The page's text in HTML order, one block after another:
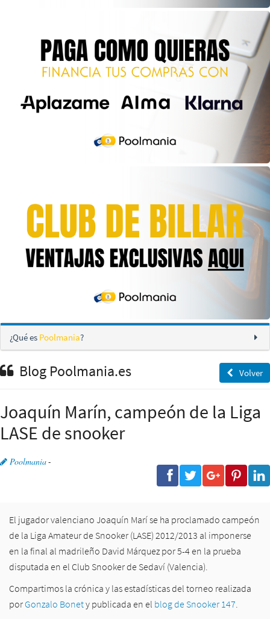
¿Qué es Poolmania?
Blog Poolmania.es Volver
Joaquín Marín, campeón de la Liga
LASE de snooker
Poolmania-
El jugador valenciano Joaquín Maríse ha proclamado campeón
de la Liga Amateur de Snooker (LASE) 2012/2013 al imponerse
en la final al madrileño David Márquez por 5-4 en la prueba
disputada en el Club Snooker de Sedaví (Valencia).
Compartimos la crónica y las estadísticas del torneo realizada
por Gonzalo Bonety publicada en el blog de Snooker 147.